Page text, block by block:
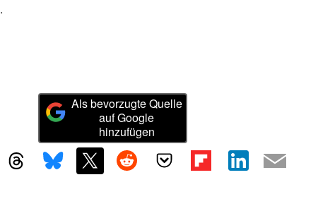
.
Als bevorzugte Quelle
auf Google
hinzufügen